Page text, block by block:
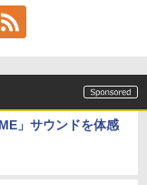
」サウンドを体感